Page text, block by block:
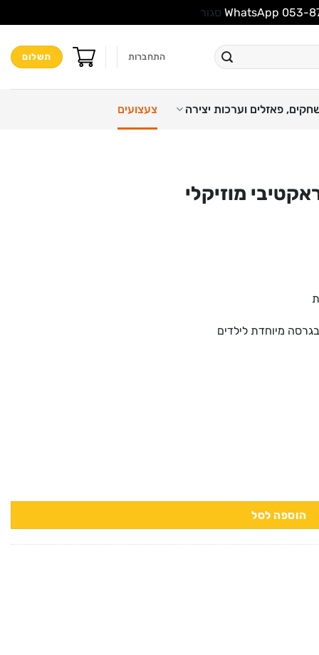
סגור
התחברות תשלום
פאזלים וערכות יצירה צעצועים
מוזיקלי
מיוחדת לילדים
הוספה לסל